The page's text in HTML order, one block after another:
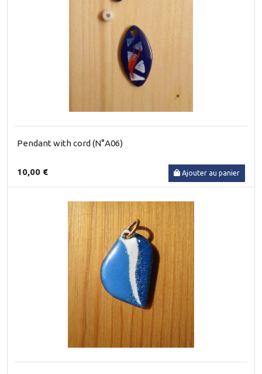
Pendant with cord (N°A06)
10,00 € Ajouter au panier